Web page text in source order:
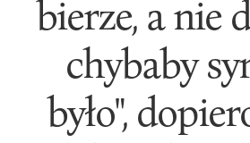
bierze, a nie
chybaby
było",